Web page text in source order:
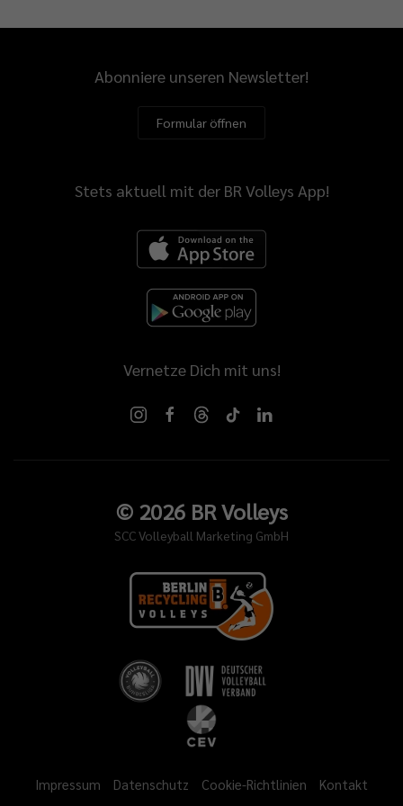
Abonniere unseren Newsletter!
Formular öffnen
Stets aktuell mit der BR Volleys App!
Vernetze Dich mit uns!
© 2026BR Volleys
SCC Volleyball Marketing GmbH
Impressum Datenschutz Cookie-Richtlinien Kontakt